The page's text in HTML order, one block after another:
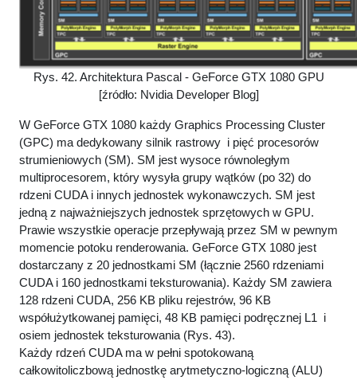
Rys. 42. Architektura Pascal - GeForce GTX 1080 GPU
[źródło: Nvidia Developer Blog]
W GeForce GTX 1080 każdy Graphics Processing Cluster
(GPC) ma dedykowany silnik rastrowy i pięć procesorów
strumieniowych (SM). SM jest wysoce równoległym
multiprocesorem, który wysyła grupy wątków (po 32) do
rdzeni CUDA i innych jednostek wykonawczych. SM jest
jedną z najważniejszych jednostek sprzętowych w GPU.
Prawie wszystkie operacje przepływają przez SM w pewnym
momencie potoku renderowania. GeForce GTX 1080 jest
dostarczany z 20 jednostkami SM (łącznie 2560 rdzeniami
CUDA i 160 jednostkami teksturowania). Każdy SM zawiera
128 rdzeni CUDA, 256 KB pliku rejestrów, 96 KB
współużytkowanej pamięci, 48 KB pamięci podręcznej L1 i
osiem jednostek teksturowania (Rys. 43).
Każdy rdzeń CUDA ma w pełni spotokowaną
całkowitoliczbową jednostkę arytmetyczno-logiczną (ALU)